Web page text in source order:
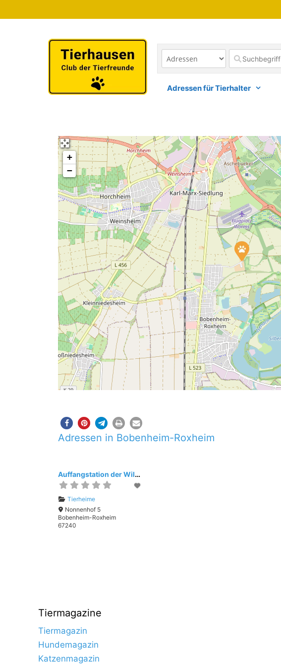
Inhalt
Adressen für Tierhalter
+
−
Adressen in Bobenheim-Roxheim
Auffangstation der Wildvogel-Auffang- station Nonnenhof e.V.
Tierheime
Nonnenhof 5
Bobenheim-Roxheim
67240
Tiermagazine
Tiermagazin
Hundemagazin
Katzenmagazin